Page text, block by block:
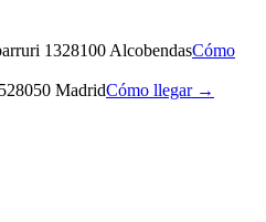
1328100 AlcobendasCómo
28050 MadridCómo llegar →